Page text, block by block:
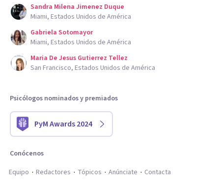
Sandra Milena Jimenez Duque
Miami, Estados Unidos de América
Gabriela Sotomayor
Miami, Estados Unidos de América
Maria De Jesus Gutierrez Tellez
San Francisco, Estados Unidos de América
Psicólogos nominados y premiados
PyM Awards 2024
Conócenos
Equipo
Redactores Tópicos Anúnciate Contacta